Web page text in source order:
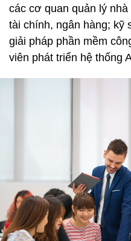
các cơ quan quản lý
tài chính, ngân hàng; kỹ
giải pháp phần mềm
viên phát triển hệ thống